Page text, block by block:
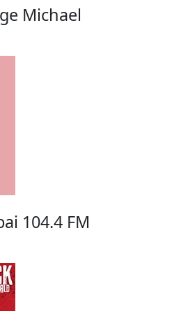
Michael
104.4 FM